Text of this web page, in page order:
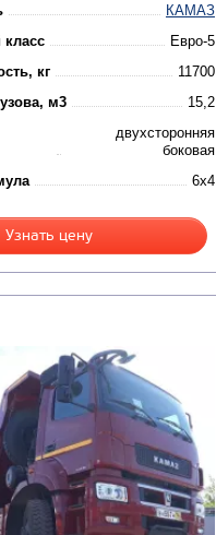
КАМАЗ
класс
Евро-5
кг
11700
м3
15,2
двухсторонняя
боковая
6x4
Узнать цену